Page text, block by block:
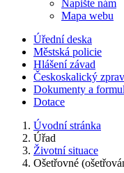
Napište nám
Mapa webu
Úřední deska
Městská policie
Hlášení závad
Českoskalický
Dokumenty a
Dotace
Úvodní stránka
Úřad
Životní situace
Ošetřovné